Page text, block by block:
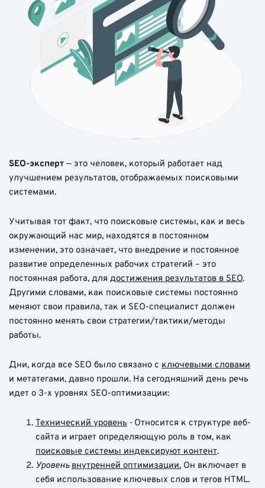
SEO-эксперт — это человек, который работает над
улучшением результатов, отображаемых поисковыми
системами.
Учитывая тот факт, что поисковые системы, как и весь
окружающий нас мир, находятся в постоянном
изменении, это означает, что внедрение и постоянное
развитие определенных рабочих стратегий – это
постоянная работа, для достижения результатов в SEO.
Другими словами, как поисковые системы постоянно
меняют свои правила, так и SEO-специалист должен
постоянно менять свои стратегии/тактики/методы
работы.
Дни, когда все SEO было связано с ключевыми словами
и метатегами, давно прошли. На сегодняшний день речь
идет о 3-х уровнях SEO-оптимизации:
Технический уровень - Относится к структуре веб-
сайта и играет определяющую роль в том, как
поисковые системы индексируют контент.
Уровеньвнутренней оптимизации. Он включает в
себя использование ключевых слов и тегов HTML.